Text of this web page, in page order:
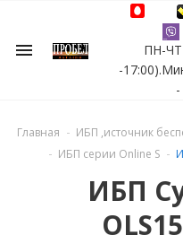
menu
ПН-ЧТ
-
Главная ИБП ,источник
ИБП серии Online S
ИБП